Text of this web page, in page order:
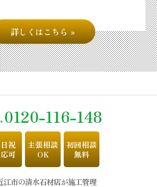
詳しくはこちら
0120-116-148
祝
可
主張相談
OK
初回相談
無料
江市の清水石材店が施工管理